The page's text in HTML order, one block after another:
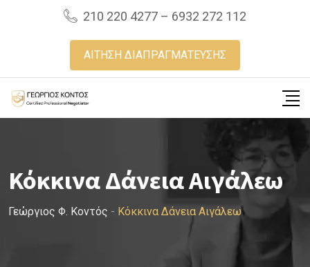
210 220 4277 – 6932 272 112
ΑΙΤΗΣΗ ΔΙΑΠΡΑΓΜΑΤΕΥΣΗΣ
Κόκκινα Δάνεια Αιγάλεω
Γεώργιος Φ. Κοντός - Κόκκινα Δάνεια Αιγάλεω